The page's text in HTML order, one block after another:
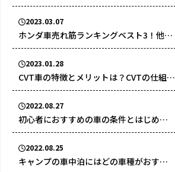
が多い国産車ランキングTOP3
2023.03.07
ホンダ車売れ筋ランキングベスト3！他社
には実現できないホンダ車の特徴とは？
2023.01.28
CVT車の特徴とメリットは？CVTの仕組み
についても徹底解説
2022.08.27
初心者におすすめの車の条件とはじめて
の車選びのポイントを解説
2022.08.25
キャンプの車中泊にはどの車種がおすす